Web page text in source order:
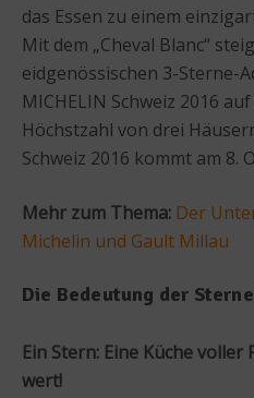
das Essen zu einem
Mit dem „Cheval Blanc“
eidgenössischen 3-Sterne-
MICHELIN Schweiz 2016
Höchstzahl von drei
Schweiz 2016 kommt am 8.
Mehr zum Thema: Der
Michelin und Gault Millau
Die Bedeutung der Sterne
Ein Stern: Eine Küche voller
wert!